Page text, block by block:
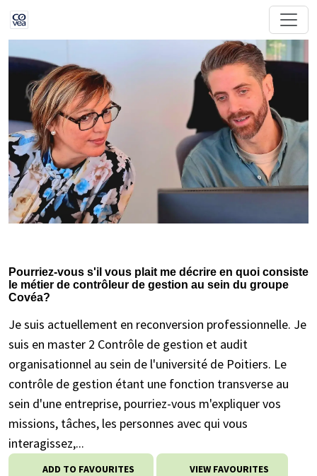
Pourriez-vous s'il vous plait me décrire en quoi consiste
le métier de contrôleur de gestion au sein du groupe
Covéa?
Je suis actuellement en reconversion professionnelle. Je
suis en master 2 Contrôle de gestion et audit
organisationnel au sein de l'université de Poitiers. Le
contrôle de gestion étant une fonction transverse au
sein d'une entreprise, pourriez-vous m'expliquer vos
missions, tâches, les personnes avec qui vous
interagissez,...
ADD TO FAVOURITES VIEW FAVOURITES